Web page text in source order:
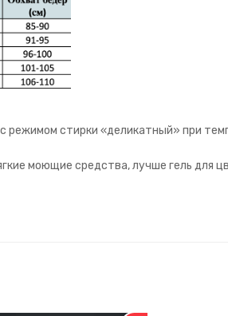
режимом стирки «деликатный» при
моющие средства, лучше гель для